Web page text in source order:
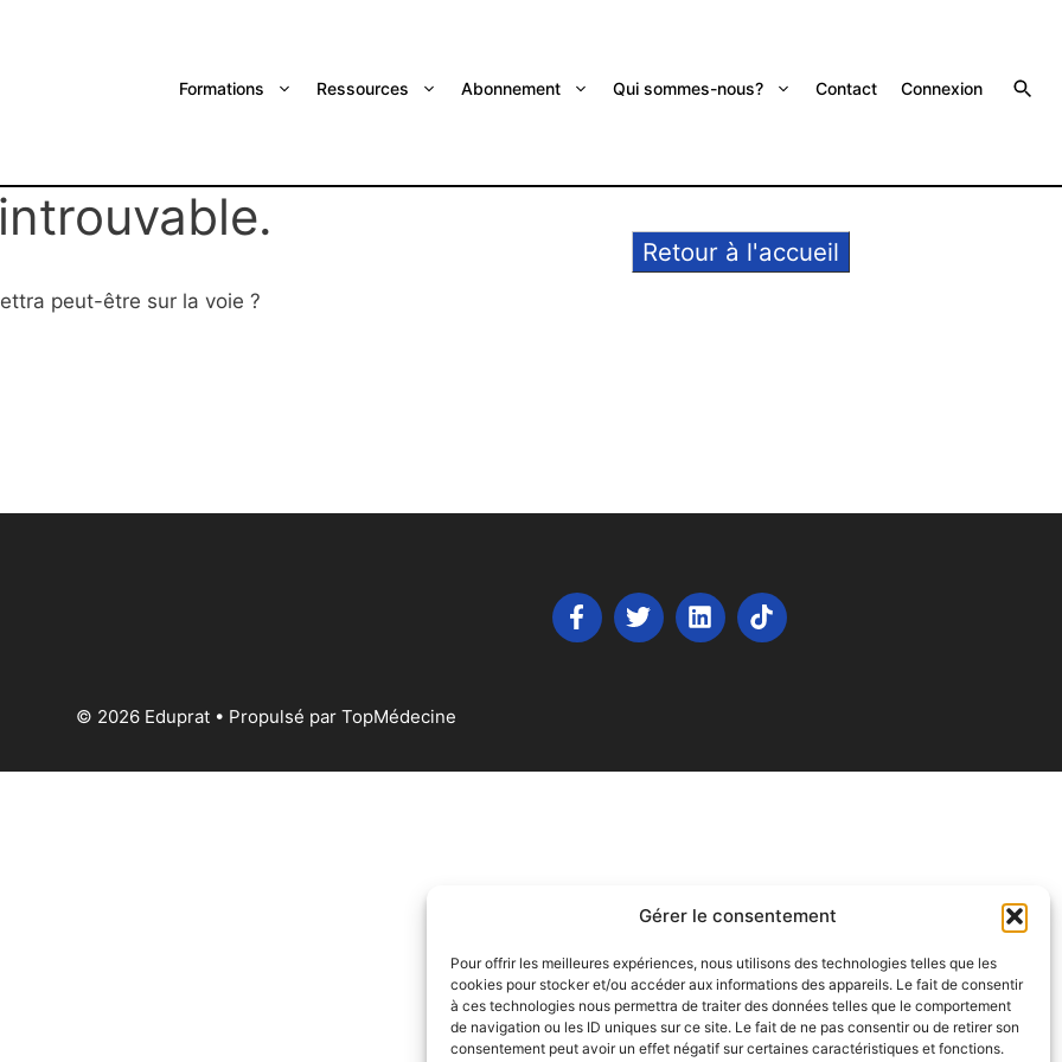
Gérer le consentement
Pour offrir les meilleures expériences, nous utilisons des technologies telles que les
cookies pour stocker et/ou accéder aux informations des appareils. Le fait de consentir
à ces technologies nous permettra de traiter des données telles que le comportement
de navigation ou les ID uniques sur ce site. Le fait de ne pas consentir ou de retirer son
consentement peut avoir un effet négatif sur certaines caractéristiques et fonctions.
Formations Ressources Abonnement Qui sommes-nous? Contact Connexion
peut-être sur la voie ?
Retour à l'accueil
© 2026 Eduprat • Propulsé par TopMédecine